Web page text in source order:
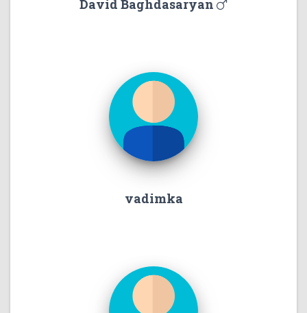
David Baghdasaryan
vadimka